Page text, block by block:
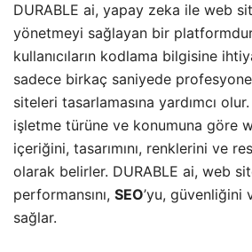
DURABLE ai, yapay zeka ile web
yönetmeyi sağlayan bir
kullanıcıların kodlama bilgisine
sadece birkaç saniyede
siteleri tasarlamasına yardımcı
işletme türüne ve konumuna göre
içeriğini, tasarımını, renklerini ve
olarak belirler. DURABLE ai, web
performansını, SEO’yu, güvenliğini
sağlar.